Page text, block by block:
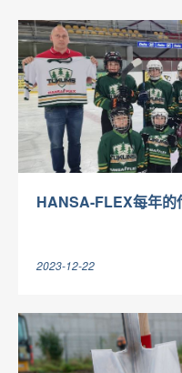
2023-12-22
HANSA-FLEX每年